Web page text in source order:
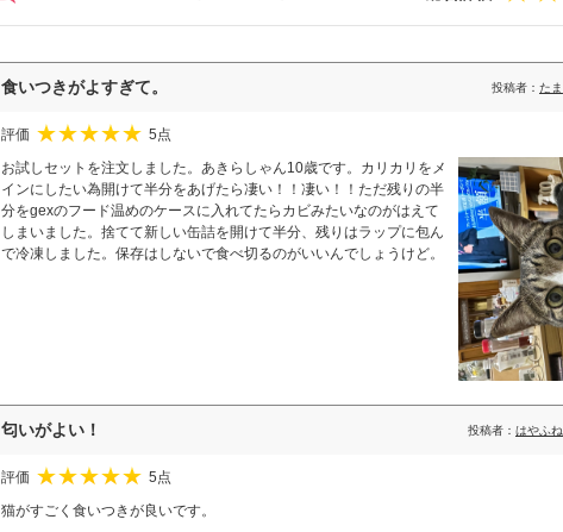
食いつきがよすぎて。 投稿者： たま
評価
5点
お試しセットを注文しました。あきらしゃん10歳です。カリカリをメ
インにしたい為開けて半分をあげたら凄い！！凄い！！ただ残りの半
分をgexのフード温めのケースに入れてたらカビみたいなのがはえて
しまいました。捨てて新しい缶詰を開けて半分、残りはラップに包ん
で冷凍しました。保存はしないで食べ切るのがいいんでしょうけど。
匂いがよい！ 投稿者： はやふね
評価
5点
猫がすごく食いつきが良いです。